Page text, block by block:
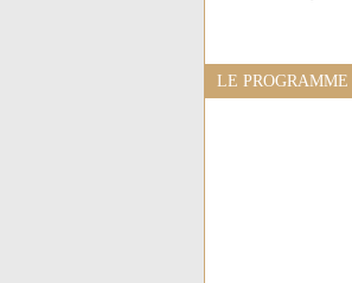
LE PROGRAMME